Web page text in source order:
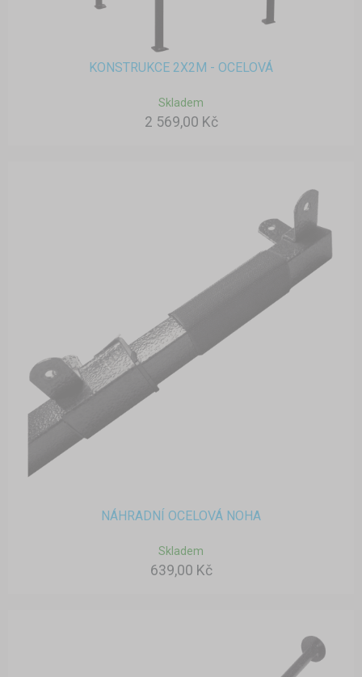
KONSTRUKCE 2X2M - OCELOVÁ
Skladem
2 569,00 Kč
NÁHRADNÍ OCELOVÁ NOHA
Skladem
639,00 Kč